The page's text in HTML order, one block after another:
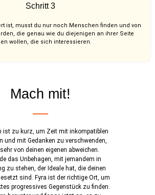
Schritt 3
ist, musst du nur noch Menschen finden und von
die genau wie du diejenigen an ihrer Seite
wollen, die sich interessieren.
Mach mit!
ist zu kurz, um Zeit mit inkompatiblen
und mit Gedanken zu verschwenden,
von deinen eigenen abweichen.
das Unbehagen, mit jemandem in
zu stehen, der Ideale hat, die deinen
sind. Fyra ist der richtige Ort, um
progressives Gegenstück zu finden.